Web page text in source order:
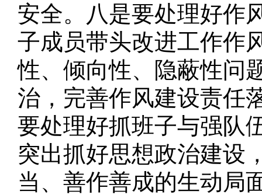
安全。八是要处理好作
子成员带头改进工作作
性、倾向性、隐蔽性问
治，完善作风建设责任
要处理好抓班子与强队
突出抓好思想政治建设
当、善作善成的生动局